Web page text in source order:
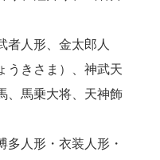
者人形、金太郎人
うきさま）、神武天
、馬乗大将、天神飾
多人形・衣装人形・